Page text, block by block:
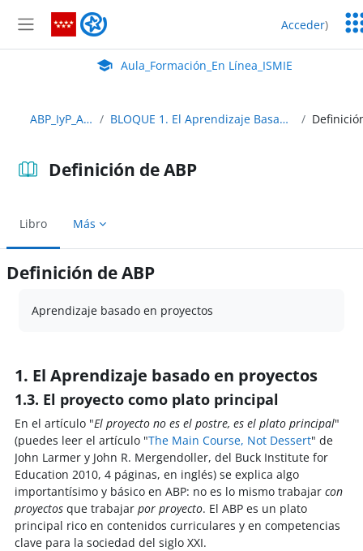
Panel lateral
Aula_Formación_En Línea_ISMIE Acceder)
Aula Virtual de EducaMadrid:
Aula_Formación_En Línea_ISMIE
ABP_IyP_Abierto BLOQUE 1. El Aprendizaje Basado en Proyectos
Definición de ABP
Libro Más
Definición de ABP
Aprendizaje basado en proyectos
1. El Aprendizaje basado en proyectos
1.3. El proyecto como plato principal
En el artículo "El proyecto no es el postre, es el plato principal"
(puedes leer el artículo "The Main Course, Not Dessert" de
John Larmer y John R. Mergendoller, del Buck Institute for
Education 2010, 4 páginas, en inglés) se explica algo
importantísimo y básico en ABP: no es lo mismo trabajar con
proyectos que trabajar por proyecto. El ABP es un plato
principal rico en contenidos curriculares y en competencias
clave para la sociedad del siglo XXI.